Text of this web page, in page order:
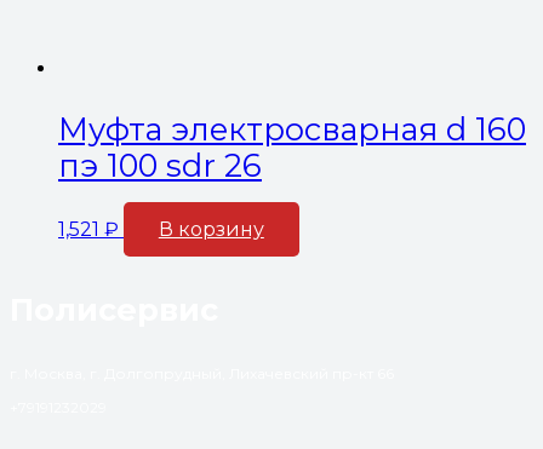
Муфта электросварная d 160
пэ 100 sdr 26
1,521 ₽ В корзину